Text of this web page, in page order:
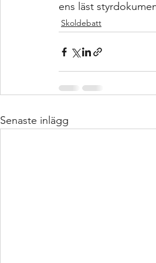
ens läst
Skoldebatt
Senaste inlägg